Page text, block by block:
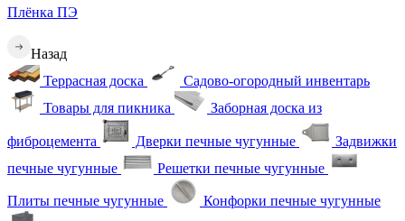
Плёнка ПЭ
Назад
Террасная доска
Садово-огородный инвентарь
Товары для пикника
Заборная доска из
фиброцемента Дверки печные чугунные
Задвижки
печные чугунные
Решетки печные чугунные
Плиты печные чугунные Конфорки печные чугунные